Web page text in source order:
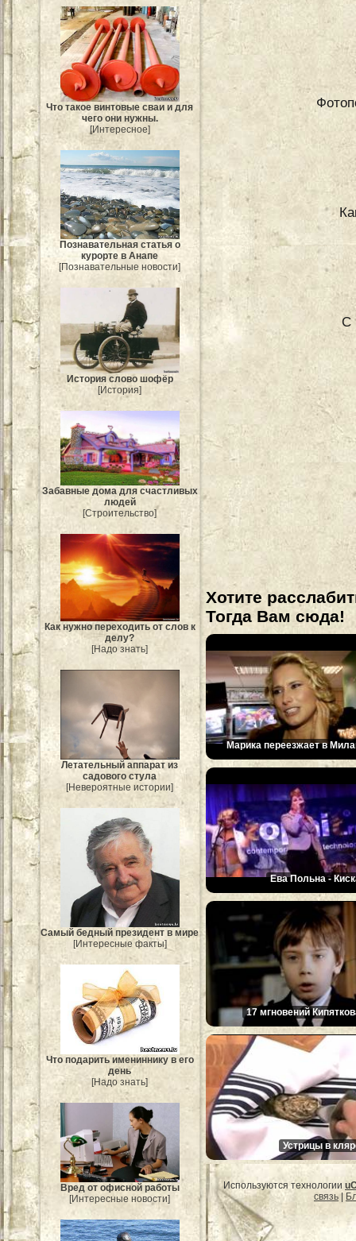
Что такое винтовые сваи и для
чего они нужны.
[Интересное]
Познавательная статья о
курорте в Анапе
[Познавательные новости]
История слово шофёр
[История]
Забавные дома для счастливых
людей
[Строительство]
Как нужно переходить от слов к
делу?
[Надо знать]
Летательный аппарат из
садового стула
[Невероятные истории]
Самый бедный президент в мире
[Интересные факты]
Что подарить имениннику в его
день
[Надо знать]
Вред от офисной работы
[Интересные новости]
С
Хотите
Тогда Вам сюда!
Марика переезжает в
Ева Польна -
17 мгновений
Устрицы в
Используются технологии
связь